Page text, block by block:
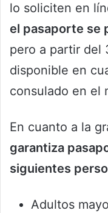
lo soliciten en
el pasaporte se
pero a partir del
disponible en
consulado en el
En cuanto a la
garantiza
siguientes
Adultos